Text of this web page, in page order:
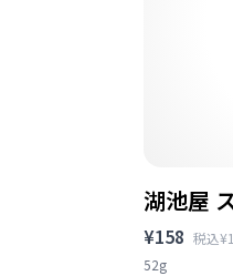
湖池屋
¥158 税込
52g